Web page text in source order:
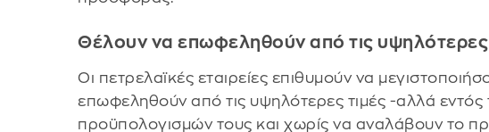
Θέλουν να επωφεληθούν από τις υψηλότερες
Οι πετρελαϊκές εταιρείες επιθυμούν να
επωφεληθούν από τις υψηλότερες τιμές -αλλά
προϋπολογισμών τους και χωρίς να αναλάβουν το